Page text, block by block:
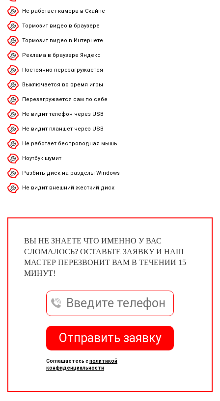
Не работает камера в Скайпе
Тормозит видео в браузере
Тормозит видео в Интернете
Реклама в браузере Яндекс
Постоянно перезагружается
Выключается во время игры
Перезагружается сам по себе
Не видит телефон через USB
Не видит планшет через USB
Не работает беспроводная мышь
Ноутбук шумит
Разбить диск на разделы Windows
Не видит внешний жесткий диск
ВЫ НЕ ЗНАЕТЕ ЧТО ИМЕННО У ВАС
СЛОМАЛОСЬ? ОСТАВЬТЕ ЗАЯВКУ И НАШ
МАСТЕР ПЕРЕЗВОНИТ ВАМ В ТЕЧЕНИИ 15
МИНУТ!
Отправить заявку
Соглашаетесь с политикой
конфиденциальности